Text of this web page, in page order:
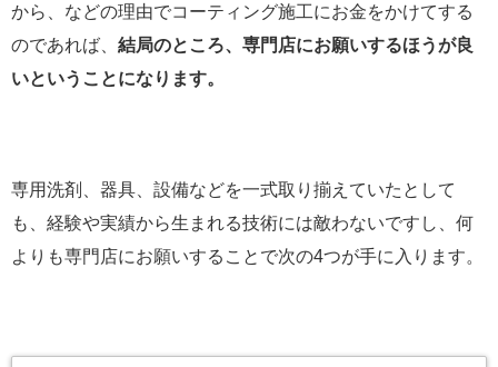
から、などの理由でコーティング施工にお金をかけてする
のであれば、 結局のところ、専門店にお願いするほうが良
いということになります。
専用洗剤、器具、設備などを一式取り揃えていたとして
も、経験や実績から生まれる技術には敵わないですし、何
よりも専門店にお願いすることで次の4つが手に入ります。